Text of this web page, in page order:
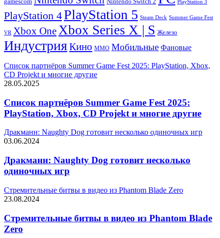
gamescom PlayStation 3
PlayStation 4PlayStation 5 Steam Deck Summer Game Fest
VR Xbox OneXbox Series X | S Железо
ИндустрияКино ММО Мобильные Фановые
Список партнёров Summer Game Fest 2025: PlayStation, Xbox,
CD Projekt и многие другие
28.05.2025
Список партнёров Summer Game Fest 2025:
PlayStation, Xbox, CD Projekt и многие другие
Дракманн: Naughty Dog готовит несколько одиночных игр
03.06.2024
Дракманн: Naughty Dog готовит несколько
одиночных игр
Стремительные битвы в видео из Phantom Blade Zero
23.08.2024
Стремительные битвы в видео из Phantom Blade
Zero